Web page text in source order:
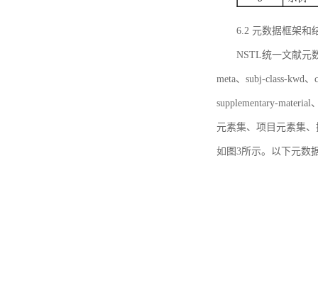
6.2 元数据框架和
NSTL统一文献元
meta、subj-class-kwd
supplementary-
元素集、项目元素集
如图3所示。以下元数